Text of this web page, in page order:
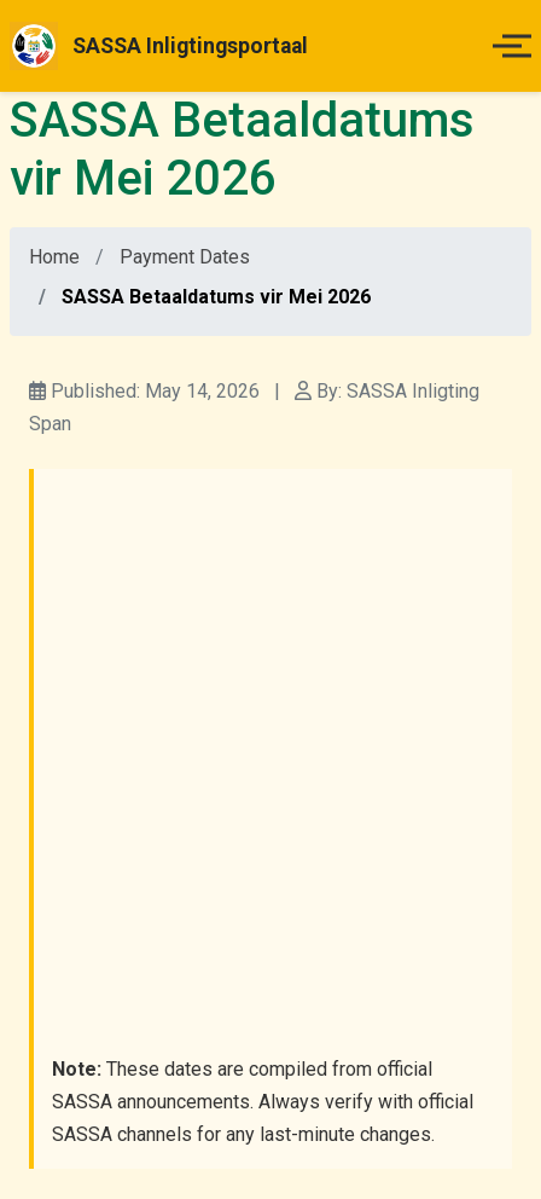
SASSA Inligtingsportaal
Tuisblad
Betalingsdatums
Status Kontrole
Appèlle
SASSA Betaaldatums
vir Mei 2026
Home
Payment Dates
SASSA Betaaldatums vir Mei 2026
Published: May 14, 2026 |
By: SASSA Inligting
Span
Note: These dates are compiled from official
SASSA announcements. Always verify with official
SASSA channels for any last-minute changes.